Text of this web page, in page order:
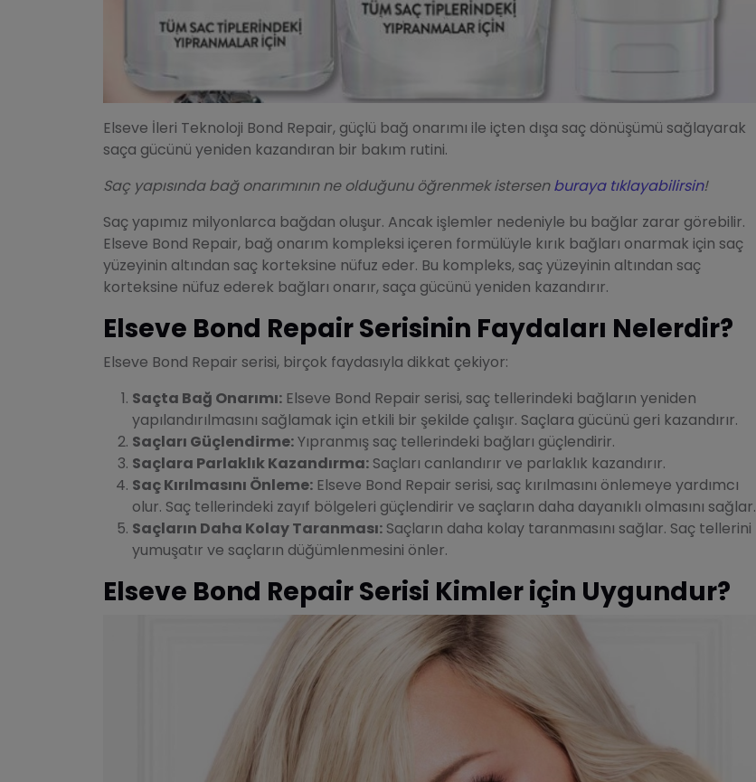
Elseve İleri Teknoloji Bond Repair, güçlü bağ onarımı ile içten dışa saç dönüşümü sağlayarak
saça gücünü yeniden kazandıran bir bakım rutini.
Saç yapısında bağ onarımının ne olduğunu öğrenmek istersenburaya tıklayabilirsin!
Saç yapımız milyonlarca bağdan oluşur. Ancak işlemler nedeniyle bu bağlar zarar görebilir.
Elseve Bond Repair, bağ onarım kompleksi içeren formülüyle kırık bağları onarmak için saç
yüzeyinin altından saç korteksine nüfuz eder. Bu kompleks, saç yüzeyinin altından saç
korteksine nüfuz ederek bağları onarır, saça gücünü yeniden kazandırır.
Elseve Bond Repair Serisinin Faydaları Nelerdir?
Elseve Bond Repair serisi, birçok faydasıyla dikkat çekiyor:
Saçta Bağ Onarımı: Elseve Bond Repair serisi, saç tellerindeki bağların yeniden
yapılandırılmasını sağlamak için etkili bir şekilde çalışır. Saçlara gücünü geri kazandırır.
Saçları Güçlendirme:Yıpranmış saç tellerindeki bağları güçlendirir.
Saçlara Parlaklık Kazandırma: Saçları canlandırır ve parlaklık kazandırır.
Saç Kırılmasını Önleme: Elseve Bond Repair serisi, saç kırılmasını önlemeye yardımcı
olur. Saç tellerindeki zayıf bölgeleri güçlendirir ve saçların daha dayanıklı olmasını sağlar.
Saçların Daha Kolay Taranması: Saçların daha kolay taranmasını sağlar. Saç tellerini
yumuşatır ve saçların düğümlenmesini önler.
Elseve Bond Repair Serisi Kimler için Uygundur?